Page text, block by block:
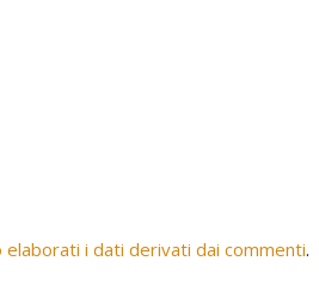
elaborati i dati derivati dai commenti.